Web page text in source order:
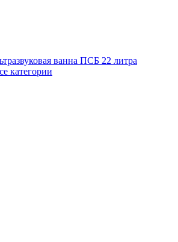
ванна ПСБ 22 литра
категории